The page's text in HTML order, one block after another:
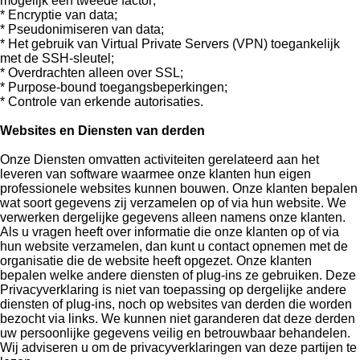
* Encryptie van data;
* Pseudonimiseren van data;
* Het gebruik van Virtual Private Servers (VPN) toegankelijk
met de SSH-sleutel;
* Overdrachten alleen over SSL;
* Purpose-bound toegangsbeperkingen;
* Controle van erkende autorisaties.
Websites en Diensten van derden
Onze Diensten omvatten activiteiten gerelateerd aan het
leveren van software waarmee onze klanten hun eigen
professionele websites kunnen bouwen. Onze klanten bepalen
wat soort gegevens zij verzamelen op of via hun website. We
verwerken dergelijke gegevens alleen namens onze klanten.
Als u vragen heeft over informatie die onze klanten op of via
hun website verzamelen, dan kunt u contact opnemen met de
organisatie die de website heeft opgezet. Onze klanten
bepalen welke andere diensten of plug-ins ze gebruiken. Deze
Privacyverklaring is niet van toepassing op dergelijke andere
diensten of plug-ins, noch op websites van derden die worden
bezocht via links. We kunnen niet garanderen dat deze derden
uw persoonlijke gegevens veilig en betrouwbaar behandelen.
Wij adviseren u om de privacyverklaringen van deze partijen te